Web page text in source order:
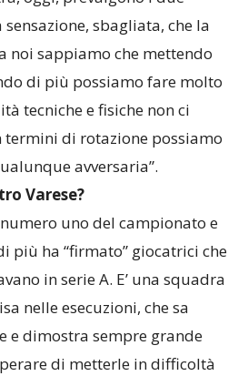
sbagliata, che la
noi sappiamo che mettendo
di più possiamo fare molto
tecniche e fisiche non ci
termini di rotazione possiamo
avversaria”.
Varese?
numero uno del campionato e
più ha “firmato” giocatrici che
in serie A. E’ una squadra
nelle esecuzioni, che sa
e dimostra sempre grande
di metterle in difficoltà